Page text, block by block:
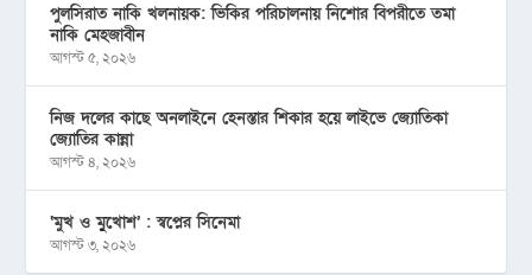
পুলসিরাত নাকি খলনায়ক: ভিকির পরিচালনায় নিশোর বিপরীতে তমা
নাকি মেহজাবীন
আগস্ট ৫, ২০২৬
নিজ দলের কাছে অনলাইনে হেনস্তার শিকার হয়ে লাইভে জ্যোতিকা
জ্যোতির কান্না
আগস্ট ৪, ২০২৬
‘মুখ ও মু্খোশ’ : স্বপ্নের সিনেমা
আগস্ট ৩, ২০২৬